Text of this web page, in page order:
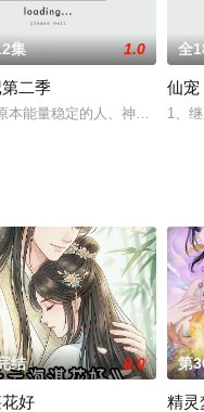
集 1.0
二季
本能量稳定的人、神、妖三界
全
仙宠
1、
结 8.0
好
第
精灵